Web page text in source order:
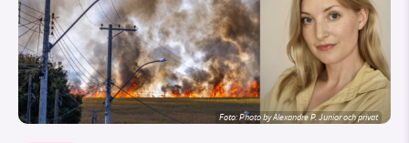
Foto:Photo by Alexandre P. Junior och privat